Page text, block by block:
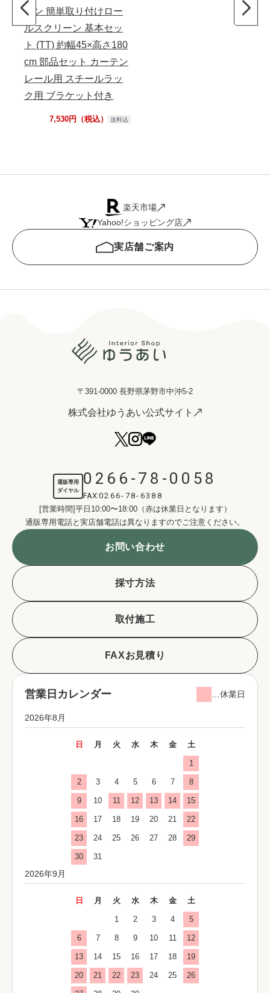
ーン 簡単取り付けロー
ルスクリーン 基本セッ
ト (TT) 約幅45×高さ180
cm 部品セット カーテン
レール用 スチールラッ
ク用 ブラケット付き
7,530円（税込） 送料込
テ
楽天市場
Yahoo!ショッピング店
実店舗ご案内
〒391-0000 長野県茅野市中沖5-2
株式会社ゆうあい公式サイト
通販専用
ダイヤル
0266-78-0058
FAX:0266-78-6388
[営業時間]平日10:00〜18:00（赤は休業日となります）
通販専用電話と実店舗電話は異なりますのでご注意ください。
お問い合わせ
採寸方法
取付施工
FAXお見積り
営業日カレンダー …休業日
2026年8月
日 月 火 水 木 金 土
1
2 3 4 5 6 7 8
9 10 11 12 13 14 15
16 17 18 19 20 21 22
23 24 25 26 27 28 29
30 31
2026年9月
日 月 火 水 木 金 土
1 2 3 4 5
6 7 8 9 10 11 12
13 14 15 16 17 18 19
20 21 22 23 24 25 26